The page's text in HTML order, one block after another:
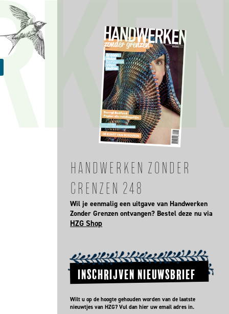
HANDWERKEN ZONDER
GRENZEN 248
Wil je eenmalig een uitgave van Handwerken
Zonder Grenzen ontvangen? Bestel deze nu via
HZG Shop
INSCHRIJVEN NIEUWSBRIEF
Wilt u op de hoogte gehouden worden van de laatste
nieuwtjes van HZG? Vul dan hier uw email adres in.